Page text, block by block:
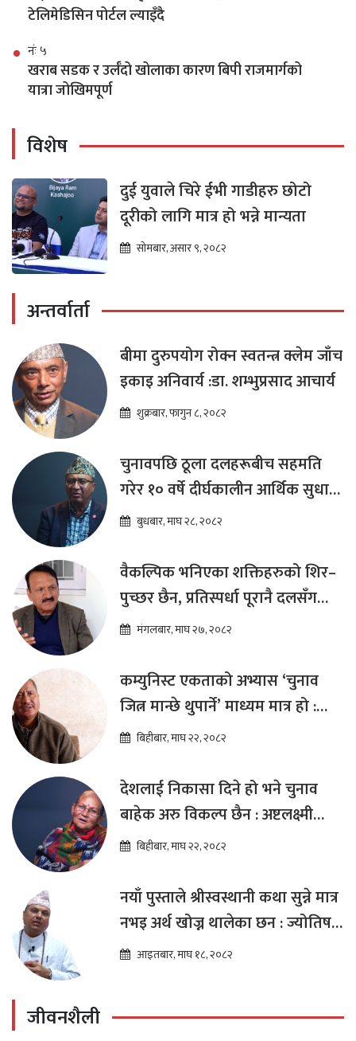
टेलिमेडिसिन पोर्टल ल्याइँदै
नंः ५
खराब सडक र उर्लँदो खोलाका कारण बिपी राजमार्गको
यात्रा जोखिमपूर्ण
विशेष
दुई युवाले चिरे ईभी गाडीहरु छोटो
दूरीको लागि मात्र हो भन्ने मान्यता
सोमबार, असार ९, २०८२
अन्तर्वार्ता
बीमा दुरुपयोग रोक्न स्वतन्त्र क्लेम जाँच
इकाइ अनिवार्य :डा. शम्भुप्रसाद आचार्य
शुक्रबार, फागुन ८, २०८२
चुनावपछि ठूला दलहरूबीच सहमति
गरेर १० वर्षे दीर्घकालीन आर्थिक सुधार
कार्यक्रम ल्याउनुपर्छ : हेमराज ढकाल
बुधबार, माघ २८, २०८२
वैकल्पिक भनिएका शक्तिहरुको शिर–
पुच्छर छैन, प्रतिस्पर्धा पूरानै दलसँग
हुन्छ : डा.प्रकाश शरण महत
मंगलबार, माघ २७, २०८२
कम्युनिस्ट एकताको अभ्यास ‘चुनाव
जित्न मान्छे थुपार्ने’ माध्यम मात्र हो :
विप्लव
बिहीबार, माघ २२, २०८२
देशलाई निकासा दिने हो भने चुनाव
बाहेक अरु विकल्प छैन : अष्टलक्ष्मी
शाक्यबिहीबार, माघ २२, २०८२
नयाँ पुस्ताले श्रीस्वस्थानी कथा सुन्ने मात्र
नभइ अर्थ खोज्न थालेका छन : ज्योतिष
तारा लोचन न्यौपाने
आइतबार, माघ १८, २०८२
जीवनशैली